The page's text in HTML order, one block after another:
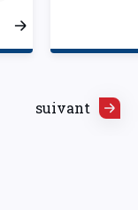
suivant